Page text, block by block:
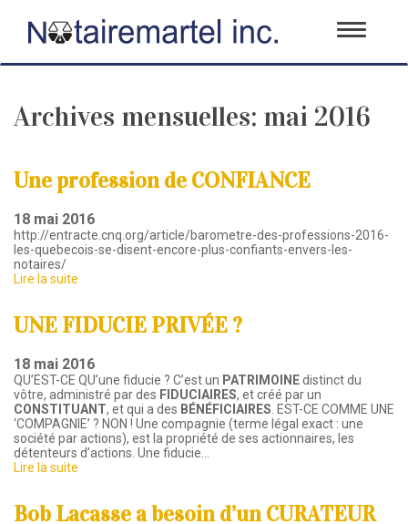
Toggle
Archives mensuelles: mai 2016
Une profession de CONFIANCE
18 mai 2016
http://entracte.cnq.org/article/barometre-des-professions-2016-
les-quebecois-se-disent-encore-plus-confiants-envers-les-
notaires/
Lire la suite
UNE FIDUCIE PRIVÉE ?
18 mai 2016
QU’EST-CE QU’une fiducie ? C’est un PATRIMOINEdistinct du
vôtre, administré par des FIDUCIAIRES, et créé par un
CONSTITUANT, et qui a des BÉNÉFICIAIRES . EST-CE COMME UNE
‘COMPAGNIE’ ? NON ! Une compagnie (terme légal exact : une
société par actions), est la propriété de ses actionnaires, les
détenteurs d’actions. Une fiducie…
Lire la suite
Bob Lacasse a besoin d’un CURATEUR